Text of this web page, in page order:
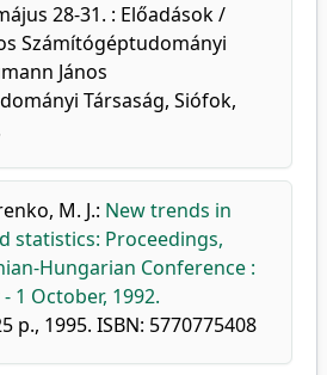
28-31. : Előadások /
Számítógéptudományi
János
Társaság, Siófok,
M. J.: New trends in
statistics: Proceedings,
Hungarian Conference :
1 October, 1992.
p., 1995. ISBN: 5770775408